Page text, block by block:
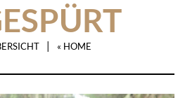
| « HOME